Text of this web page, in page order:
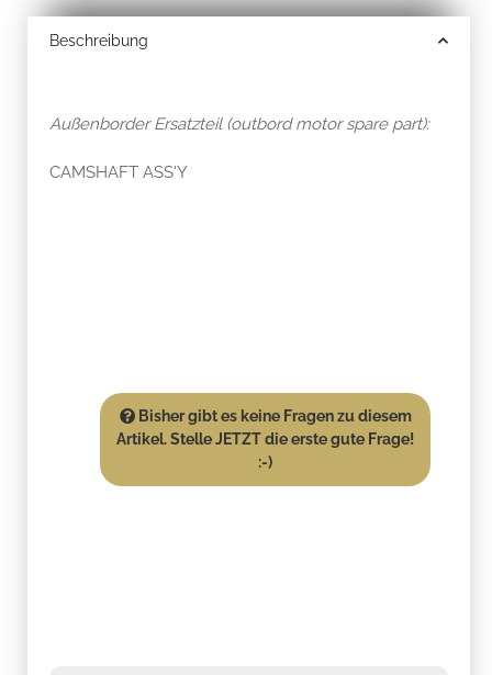
Beschreibung
Außenborder Ersatzteil (outbord motor spare part):
CAMSHAFT ASS'Y
Bisher gibt es keine Fragen zu diesem
Artikel. Stelle JETZT die erste gute Frage!
:-)